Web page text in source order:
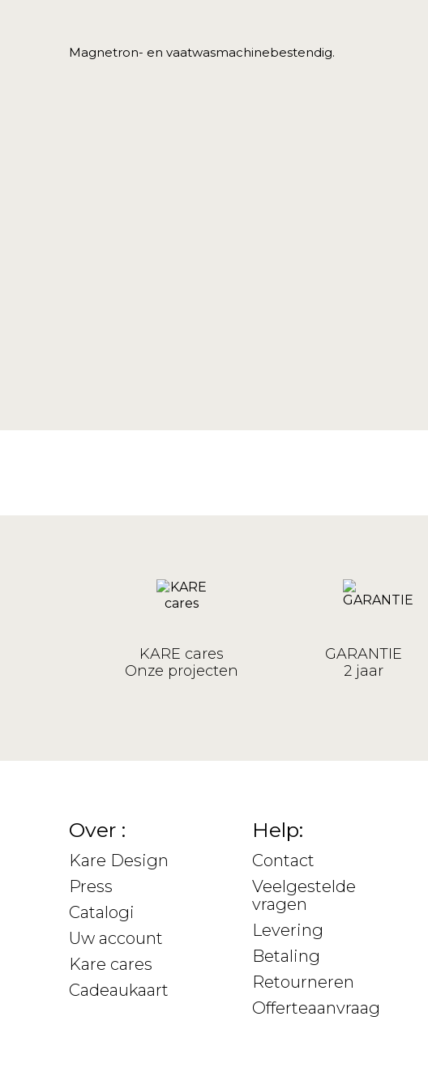
Magnetron- en vaatwasmachinebestendig.
KARE cares
Onze projecten
GARANTIE
2 jaar
Over :
Kare Design
Press
Catalogi
Uw account
Kare cares
Cadeaukaart
Help:
Contact
Veelgestelde
vragen
Levering
Betaling
Retourneren
Offerteaanvraag